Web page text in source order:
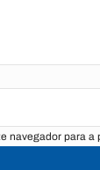
navegador para a